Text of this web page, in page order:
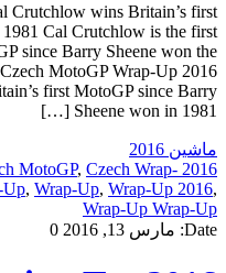
Crutchlow wins Britain’s first
Cal Crutchlow is the first
since Barry Sheene won the
MotoGP Wrap-Up 2016
first MotoGP since Barry
Sheene won in 1981 […]
ماشین 2016
2016 MotoGP
MotoGP, Czech Wrap-
Up, Wrap-Up, Wrap-Up 2016,
Wrap-Up Wrap-Up
Date: مارس 13, 2016 0